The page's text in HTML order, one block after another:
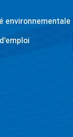
environnementale